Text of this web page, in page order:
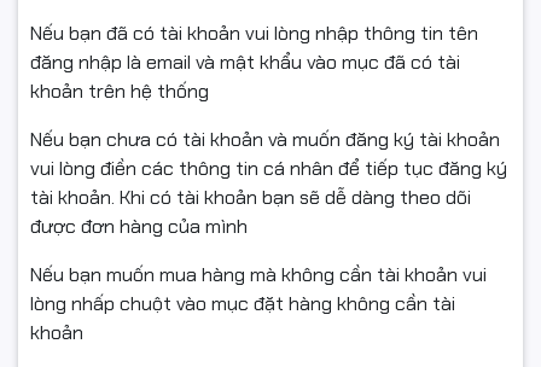
SSD NVMe 512GB – Truy
xuất dữ liệu nhanh chóng
Ổ cứngSSD HIKSEMI 512GB NVMe Gen3x4 cho tốc độ:
Đọc lên đến 2500MB/s
Ghi lên đến 1025MB/s
Giúp khởi động Windows nhanh, mở ứng dụng tức thì và
rút ngắn đáng kể thời gian tải game. Dung lượng 512GB
đủ dùng cho game, phần mềm và tài liệu cá nhân.
Nếu bạn đã có tài khoản vui lòng nhập thông tin tên
đăng nhập là email và mật khẩu vào mục đã có tài
khoản trên hệ thống
Nếu bạn chưa có tài khoản và muốn đăng ký tài khoản
vui lòng điền các thông tin cá nhân để tiếp tục đăng ký
tài khoản. Khi có tài khoản bạn sẽ dễ dàng theo dõi
được đơn hàng của mình
Nếu bạn muốn mua hàng mà không cần tài khoản vui
lòng nhấp chuột vào mục đặt hàng không cần tài
khoản